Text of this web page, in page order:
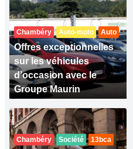
Chambéry Auto-moto Auto
Offres exceptionnelles
sur les véhicules
d’occasion avec le
Groupe Maurin
Chambéry Société 13bca